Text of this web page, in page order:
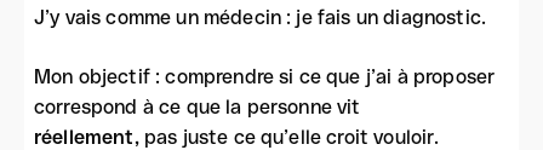
J’y vais comme un médecin : je fais un diagnostic.
Mon objectif : comprendre si ce que j’ai à proposer
correspond à ce que la personne vit
réellement,pas juste ce qu’elle croit vouloir.